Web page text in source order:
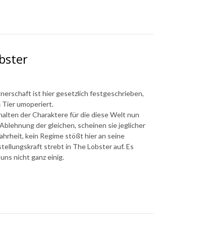
ist hier gesetzlich festgeschrieben,
Tier umoperiert.
der Charaktere für die diese Welt nun
der gleichen, scheinen sie jeglicher
kein Regime stößt hier an seine
strebt in The Lobster auf. Es
nicht ganz einig.